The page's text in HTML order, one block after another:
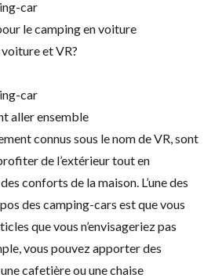
car
le camping en voiture
et VR?
car
aller ensemble
connus sous le nom de VR, sont
de l’extérieur tout en
conforts de la maison. L’une des
des camping-cars est que vous
que vous n’envisageriez pas
vous pouvez apporter des
cafetière ou une chaise